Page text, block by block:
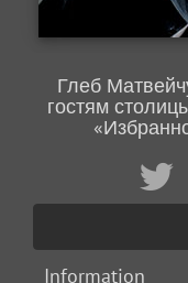
Глеб
гостям
Information